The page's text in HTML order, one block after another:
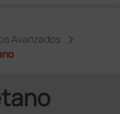
Avanzados